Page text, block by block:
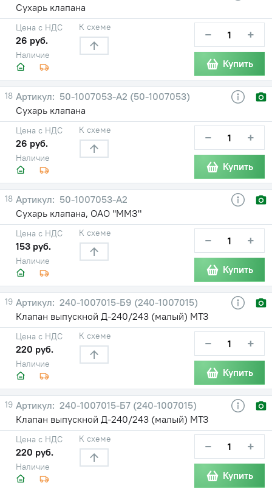
Сухарь клапана
Наличие
Цена с НДС
26 руб.
К схеме − +
Купить
18
50-1007053-А2 (50-1007053)
Сухарь клапана
Наличие
Цена с НДС
26 руб.
К схеме − +
Купить
18
50-1007053-А2
Сухарь клапана, ОАО "ММЗ"
Наличие
Цена с НДС
153 руб.
К схеме − +
Купить
19
240-1007015-Б9 (240-1007015)
Клапан выпускной Д-240/243 (малый) МТЗ
Наличие
Цена с НДС
220 руб.
К схеме − +
Купить
19
240-1007015-Б7 (240-1007015)
Клапан выпускной Д-240/243 (малый) МТЗ
Наличие
Цена с НДС
220 руб.
К схеме − +
Купить